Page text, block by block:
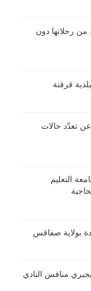
من رحلاتها دون
تعدّد حالات
التعليم
منافس النادي